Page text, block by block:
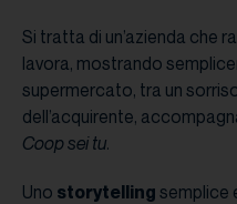
Si tratta di un’azienda che
lavora, mostrando
supermercato, tra un
dell’acquirente,
Coop sei tu.
Uno storytelling semplice